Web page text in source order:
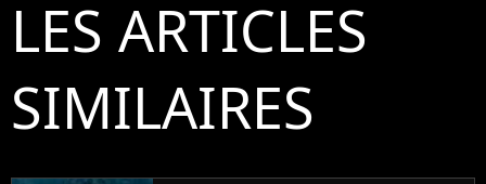
LES ARTICLES
SIMILAIRES